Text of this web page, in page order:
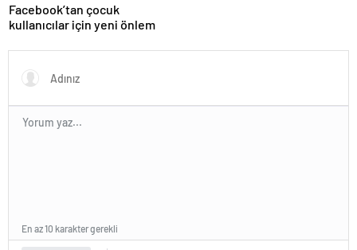
Facebook’tan çocuk
kullanıcılar için yeni önlem
En az 10 karakter gerekli